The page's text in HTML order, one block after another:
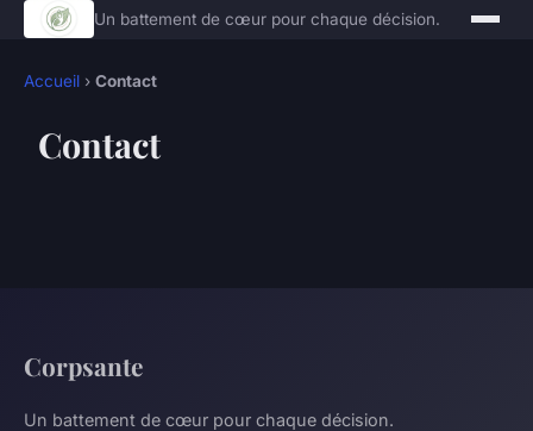
Un battement de cœur pour chaque décision.
Accueil › Contact
Contact
Corpsante
Un battement de cœur pour chaque décision.